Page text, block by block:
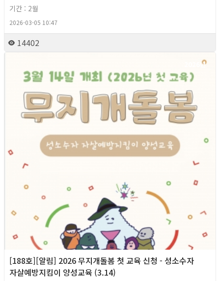
기간 : 2월
2026-03-05 10:47
14402
2026년
[188호][알림] 2026 무지개돌봄 첫 교육 신청 - 성소수자
자살예방지킴이 양성교육 (3.14)